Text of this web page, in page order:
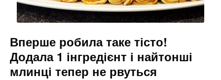
Вперше робила таке тісто!
Додала 1 інгредієнт і найтонші
млинці тепер не рвуться